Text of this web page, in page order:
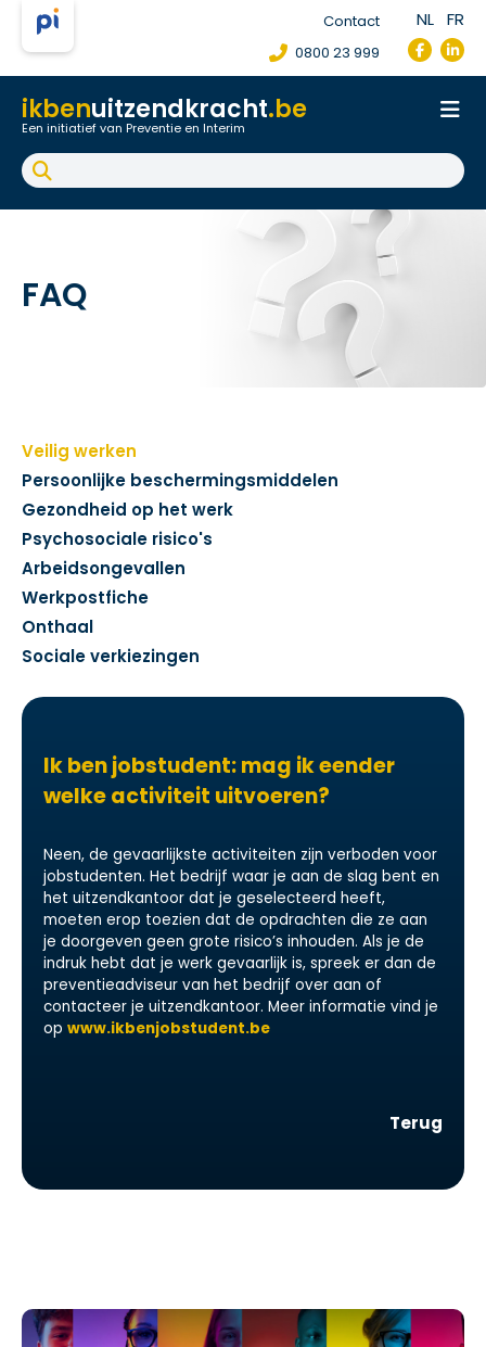
Contact
0800 23 999
NL FR
ikbenuitzendkracht.be
Een initiatief van Preventie en Interim
Onthaal
Werkpostfiche
Arbeidsongeval
FAQ
Veilig werken
Persoonlijke beschermingsmiddelen
Gezondheid op het werk
Psychosociale risico's
Arbeidsongevallen
Werkpostfiche
Onthaal
Sociale verkiezingen
Ik ben jobstudent: mag ik eender
welke activiteit uitvoeren?
Neen, de gevaarlijkste activiteiten zijn verboden voor
jobstudenten. Het bedrijf waar je aan de slag bent en
het uitzendkantoor dat je geselecteerd heeft,
moeten erop toezien dat de opdrachten die ze aan
je doorgeven geen grote risico’s inhouden. Als je de
indruk hebt dat je werk gevaarlijk is, spreek er dan de
preventieadviseur van het bedrijf over aan of
contacteer je uitzendkantoor. Meer informatie vind je
op www.ikbenjobstudent.be
Terug